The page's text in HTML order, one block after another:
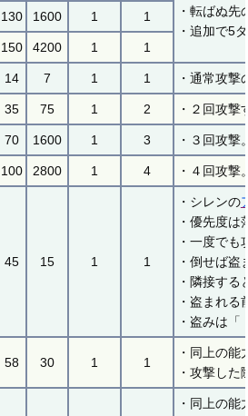
・転ばぬ
・追加で5
130 1600 1 1
150 4200 1 1
14 7 1 1 ・通常攻撃
35 75 1 2 ・２回攻
70 1600 1 3 ・３回攻
100 2800 1 4 ・４回攻
45 15 1 1
・シレンの
・優先度は
・一度で
・倒せば盗
・隣接す
・盗まれる
・盗みは「
58 30 1 1
・同上の能
・攻撃し
・同上の能